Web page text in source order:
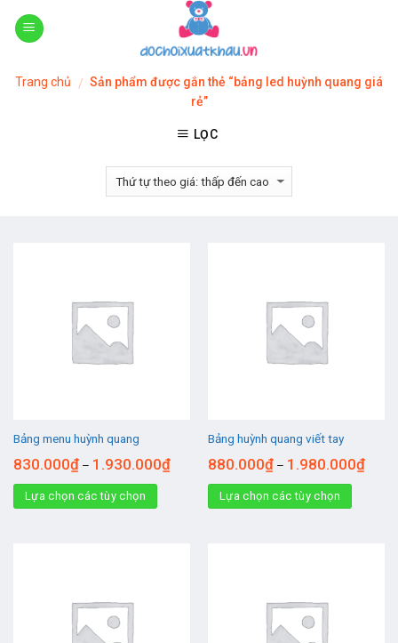
Skip
Trang chủ / Sản phẩm được gắn thẻ “bảng led huỳnh quang giá
rẻ”
LỌC
Bảng menu huỳnh quang
830.000₫– 1.930.000₫
Lựa chọn các tùy chọn
Bảng huỳnh quang viết tay
880.000₫– 1.980.000₫
Lựa chọn các tùy chọn